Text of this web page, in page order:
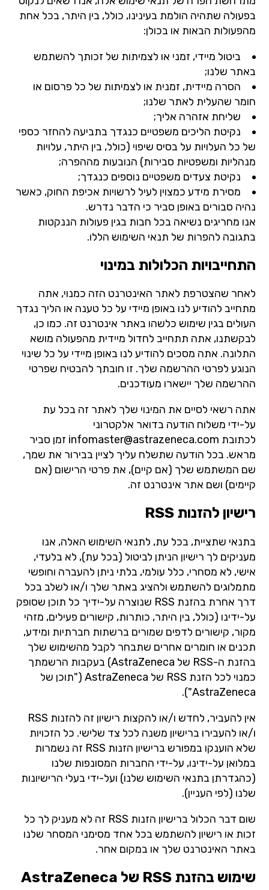
בפעולה שתהיה הולמת בעינינו, כולל, בין היתר, בכל אחת
מהפעולות הבאות או בכולן:
ביטול מיידי, זמני או לצמיתות של זכותך להשתמש
באתר שלנו;
הסרה מיידית, זמנית או לצמיתות של כל פרסום או
חומר שהעלית לאתר שלנו;
שליחת אזהרה אליך;
נקיטת הליכים משפטיים כנגדך בתביעה להחזר כספי
של כל העלויות על בסיס שיפוי (כולל, בין היתר, עלויות
מנהליות ומשפטיות סבירות) הנובעות מההפרה;
נקיטת צעדים משפטיים נוספים כנגדך;
מסירת מידע כמצוין לעיל לרשויות אכיפת החוק, כאשר
נהיה סבורים באופן סביר כי הדבר נדרש.
אנו מחריגים נשיאה בכל חבות בגין פעולות הננקטות
בתגובה להפרות של תנאי השימוש הללו.
התחייבויות הכלולות במינוי
לאחר שהצטרפת לאתר האינטרנט הזה כמנוי, אתה
מתחייב להודיע לנו באופן מיידי על כל טענה או הליך נגדך
העולים בגין שימוש כלשהו באתר אינטרנט זה. כמו כן,
לבקשתנו, אתה תתחייב לחדול מיידית מהפעולה מושא
התלונה. אתה מסכים להודיע לנו באופן מיידי על כל שינוי
הנוגע לפרטי ההרשמה שלך. זו חובתך להבטיח שפרטי
ההרשמה שלך יישארו מעודכנים.
אתה רשאי לסיים את המינוי שלך לאתר זה בכל עת
על-ידי משלוח הודעה בדואר אלקטרוני
לכתובתinfomaster@astrazeneca.comזמן סביר
מראש. בכל הודעה שתשלח עליך לציין בבירור את שמך,
שם המשתמש שלך (אם קיים), את פרטי הרישום (אם
קיימים) ושם אתר אינטרנט זה.
רישיון להזנות RSS
בתנאי שתציית, בכל עת, לתנאי השימוש האלה, אנו
מעניקים לך רישיון הניתן לביטול (בכל עת), לא בלעדי,
אישי, לא מסחרי, כלל עולמי, בלתי ניתן להעברה וחופשי
מתמלוגים להשתמש ולהציג באתר שלך ו/או לשלב בכל
דרך אחרת בהזנת RSS שנוצרה על-ידיך כל תוכן שסופק
על-ידינו (כולל, בין היתר, כותרות, קישורים פעילים, מזהי
מקור, קישורים לדפים שמורים ברשתות חברתיות ומידע,
תכנים או חומרים אחרים שתבחר לקבל מהשימוש שלך
בהזנת ה-RSS של AstraZeneca) בעקבות הרשמתך
כמנוי לכל הזנת RSS של AstraZeneca ("תוכן של
AstraZeneca").
אין להעביר, לחדש ו/או להקצות רישיון זה להזנות RSS
ו/או להעבירו ברישיון משנה לכל צד שלישי. כל הזכויות
שלא הוענקו במפורש ברישיון הזנות RSS זה נשמרות
במלואן על-ידינו, על-ידי החברות המסונפות שלנו
(כהגדרתן בתנאי השימוש שלנו) ועל-ידי בעלי הרישיונות
שלנו (לפי העניין).
שום דבר הכלול ברישיון הזנות RSS זה לא מעניק לך כל
זכות או רישיון להשתמש בכל אחד מסימני המסחר שלנו
באתר האינטרנט שלך או במקום אחר.
שימוש בהזנת RSS של AstraZeneca